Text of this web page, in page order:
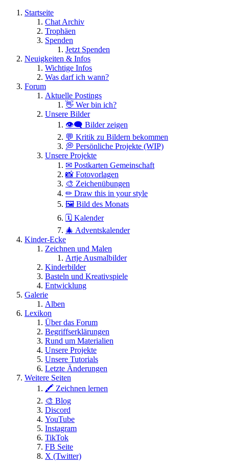
Startseite
Chat Archiv
Trophäen
Spenden
Jetzt Spenden
Neuigkeiten & Infos
Wichtige Infos
Was darf ich wann?
Forum
Aktuelle Postings
👋 Wer bin ich?
Unsere Bilder
👁️‍🗨️ Bilder zeigen
💬 Kritik zu Bildern bekommen
💭 Persönliche Projekte (WIP)
Unsere Projekte
✉ Postkarten Gemeinschaft
📸 Fotovorlagen
🎨 Zeichenübungen
✏ Draw this in your style
🖼 Bild des Monats
🗓 Kalender
🎄 Adventskalender
Kinder-Ecke
Zeichnen und Malen
Artje Ausmalbilder
Kinderbilder
Basteln und Kreativspiele
Entwicklung
Galerie
Alben
Lexikon
Über das Forum
Begriffserklärungen
Rund um Materialien
Unsere Projekte
Unsere Tutorials
Letzte Änderungen
Weitere Seiten
🖍 Zeichnen lernen
🎨 Blog
Discord
YouTube
Instagram
TikTok
FB Seite
X (Twitter)